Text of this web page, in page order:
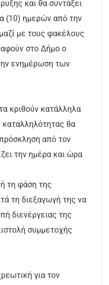
και θα συντάξει
(10) ημερών από την
με τους φακέλους
στο Δήμο ο
ενημέρωση των
κριθούν κατάλληλα
θα
από τον
την ημέρα και ώρα
τη φάση της
τη διεξαγωγή της να
διενέργειας της
συμμετοχής
για τον